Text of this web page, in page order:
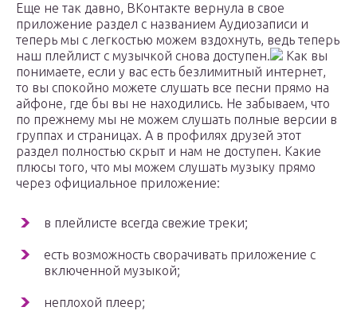
Еще не так давно, ВКонтакте вернула в свое
приложение раздел с названием Аудиозаписи и
теперь мы с легкостью можем вздохнуть, ведь теперь
наш плейлист с музычкой снова доступен.
Как вы
понимаете, если у вас есть безлимитный интернет,
то вы спокойно можете слушать все песни прямо на
айфоне, где бы вы не находились. Не забываем, что
по прежнему мы не можем слушать полные версии в
группах и страницах. А в профилях друзей этот
раздел полностью скрыт и нам не доступен. Какие
плюсы того, что мы можем слушать музыку прямо
через официальное приложение:
в плейлисте всегда свежие треки;
есть возможность сворачивать приложение с
включенной музыкой;
неплохой плеер;